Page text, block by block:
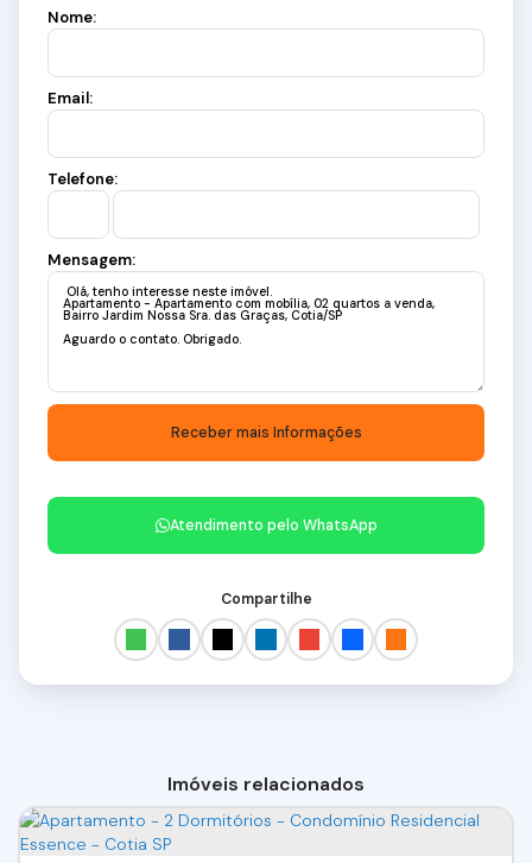
Nome:
Email:
Telefone:
Mensagem:
Atendimento pelo WhatsApp
Compartilhe
Imóveis relacionados